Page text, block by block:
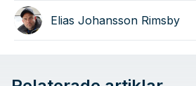
Elias Johansson Rimsby